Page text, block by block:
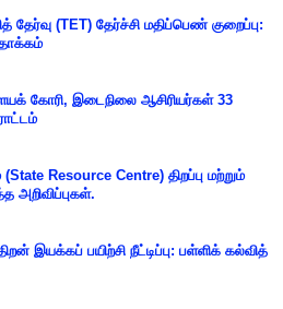
தேர்வு (TET) தேர்ச்சி மதிப்பெண் குறைப்பு:
கோரி, இடைநிலை ஆசிரியர்கள் 33
Resource Centre) திறப்பு மற்றும்
அறிவிப்புகள்.
இயக்கப் பயிற்சி நீட்டிப்பு: பள்ளிக் கல்வித்